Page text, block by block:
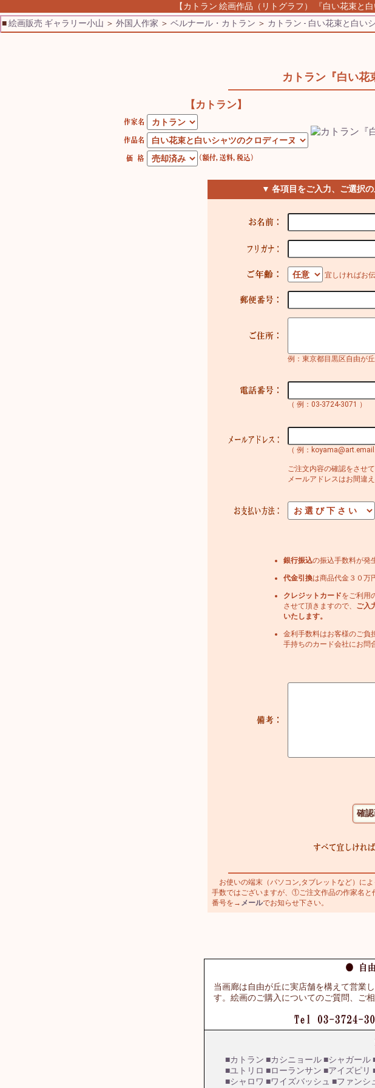
【カトラン 絵画作品（リトグラフ） 『白い花束と
■絵画販売 ギャラリー小山 ＞ 外国人作家 ＞ ベルナール・カトラン ＞ カトラン - 白い花束と白い
カトラン『白い花
【カトラン】
▼ 各項目をご入力、ご選択
宜しければお
例：東京都目黒区自由が
（ 例：03-3724-3071 ）
（ 例：
ご注文内容の確認をさせ
メールアドレスはお間違
銀行振込の振込手数料が発
代金引換は商品代金３０万
クレジットカードをご利用
させて頂きますので、 ご入
いたします。
金利手数料はお客様のご負
手持ちのカード会社にお問
お使いの端末（パソコン,タブレットなど）に
手数ではございますが、①ご注文作品の作家名
番号を→ メールでお知らせ下さい。
当画廊は自由が丘に実店舗を構えて営業
す。絵画のご購入についてのご質問、ご
■カトラン ■カシニョール ■シャガール
■ユトリロ ■ローランサン ■アイズピリ
■シャロワ ■ワイズバッシュ ■ファンシ